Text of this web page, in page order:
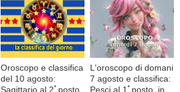
Oroscopo e classifica
del 10 agosto:
Sagittario al 2ﾟposto,
L'oroscopo di domani
7 agosto e classifica:
Pesci al 1ﾟposto, in